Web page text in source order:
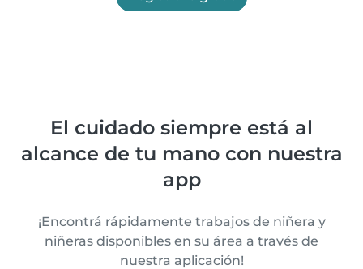
El cuidado siempre está al
alcance de tu mano con nuestra
app
¡Encontrá rápidamente trabajos de niñera y
niñeras disponibles en su área a través de
nuestra aplicación!